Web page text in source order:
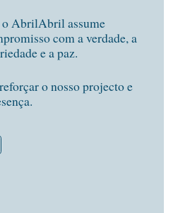
o AbrilAbril assume
com a verdade, a
e a paz.
o nosso projecto e